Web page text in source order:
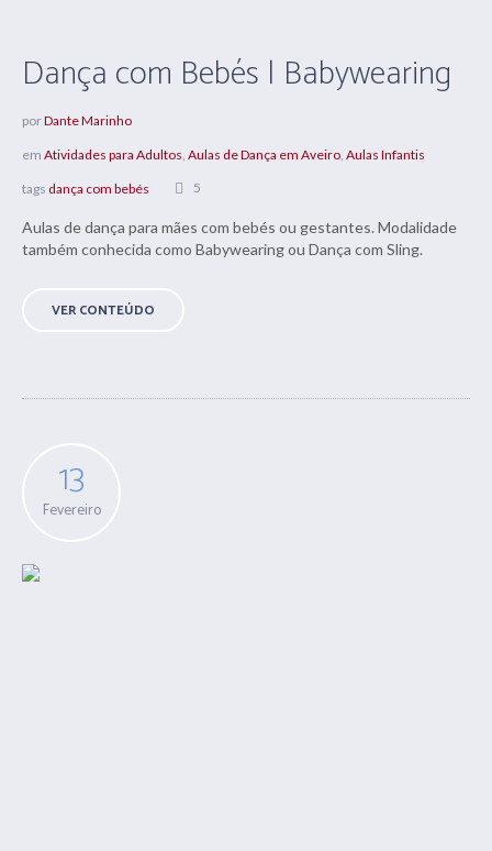
Dança com Bebés | Babywearing
porDante Marinho
em Atividades para Adultos, Aulas de Dança em Aveiro, Aulas Infantis
tags dança com bebés 5
Aulas de dança para mães com bebés ou gestantes. Modalidade
também conhecida como Babywearing ou Dança com Sling.
VER CONTEÚDO
13
Fevereiro